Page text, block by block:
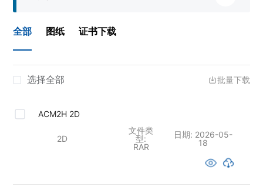
全部 图纸 证书下载
选择全部 批量下载
ACM2H 2D
2D
文件类
型:
RAR
日期: 2026-05-
18